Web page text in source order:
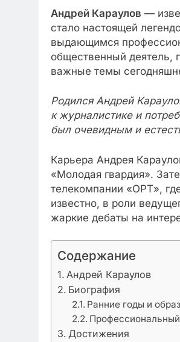
Андрей Караулов —
стало настоящей
выдающимся
общественный деятель,
важные темы
Родился Андрей
к журналистике и
был очевидным и
Карьера Андрея
«Молодая гвардия».
телекомпании «ОРТ»,
известно, в роли
жаркие дебаты на
Содержание
Андрей Караулов
Биография
Ранние годы и
Профессиональный
Достижения